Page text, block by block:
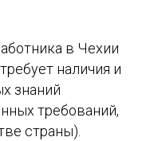
в Чехии
наличия и
знаний
требований,
страны).